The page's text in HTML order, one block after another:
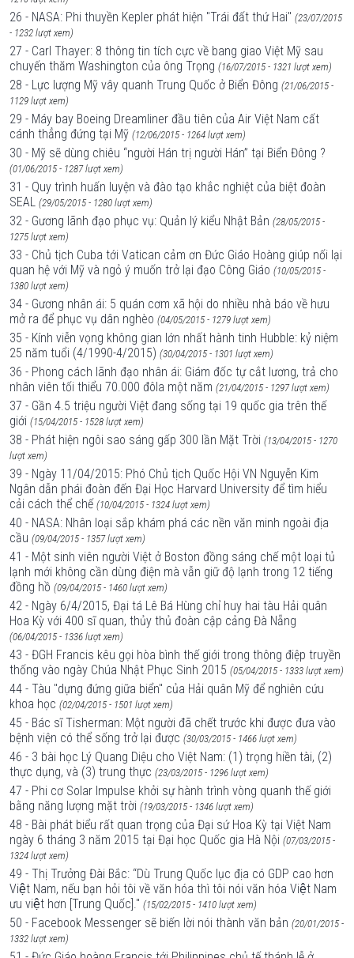
26 - NASA: Phi thuyền Kepler phát hiện "Trái đất thứ Hai" (23/07/2015
- 1232 lượt xem)
27 - Carl Thayer: 8 thông tin tích cực về bang giao Việt Mỹ sau
chuyến thăm Washington của ông Trọng (16/07/2015 - 1321 lượt xem)
28 - Lực lượng Mỹ vây quanh Trung Quốc ở Biển Đông (21/06/2015 -
1129 lượt xem)
29 - Máy bay Boeing Dreamliner đầu tiên của Air Việt Nam cất
cánh thẳng đứng tại Mỹ (12/06/2015 - 1264 lượt xem)
30 - Mỹ sẽ dùng chiêu “người Hán trị người Hán” tại Biển Đông ?
(01/06/2015 - 1287 lượt xem)
31 - Quy trình huấn luyện và đào tạo khắc nghiệt của biệt đoàn
SEAL (29/05/2015 - 1280 lượt xem)
32 - Gương lãnh đạo phục vụ: Quản lý kiểu Nhật Bản (28/05/2015 -
1275 lượt xem)
33 - Chủ tịch Cuba tới Vatican cảm ơn Đức Giáo Hoàng giúp nối lại
quan hệ với Mỹ và ngỏ ý muốn trở lại đạo Công Giáo (10/05/2015 -
1380 lượt xem)
34 - Gương nhân ái: 5 quán cơm xã hội do nhiều nhà báo về hưu
mở ra để phục vụ dân nghèo (04/05/2015 - 1279 lượt xem)
35 - Kính viễn vọng không gian lớn nhất hành tinh Hubble: kỷ niệm
25 năm tuổi (4/1990-4/2015) (30/04/2015 - 1301 lượt xem)
36 - Phong cách lãnh đạo nhân ái: Giám đốc tự cắt lương, trả cho
nhân viên tối thiểu 70.000 đôla một năm (21/04/2015 - 1297 lượt xem)
37 - Gần 4.5 triệu người Việt đang sống tại 19 quốc gia trên thế
giới (15/04/2015 - 1528 lượt xem)
38 - Phát hiện ngôi sao sáng gấp 300 lần Mặt Trời (13/04/2015 - 1270
lượt xem)
39 - Ngày 11/04/2015: Phó Chủ tịch Quốc Hội VN Nguyễn Kim
Ngân dẫn phái đoàn đến Đại Học Harvard University để tìm hiểu
cải cách thể chế (10/04/2015 - 1324 lượt xem)
40 - NASA: Nhân loại sắp khám phá các nền văn minh ngoài địa
cầu (09/04/2015 - 1357 lượt xem)
41 - Một sinh viên người Việt ở Boston đồng sáng chế một loại tủ
lạnh mới không cần dùng điện mà vẫn giữ độ lạnh trong 12 tiếng
đồng hồ (09/04/2015 - 1460 lượt xem)
42 - Ngày 6/4/2015, Đại tá Lê Bá Hùng chỉ huy hai tàu Hải quân
Hoa Kỳ với 400 sĩ quan, thủy thủ đoàn cập cảng Đà Nẵng
(06/04/2015 - 1336 lượt xem)
43 - ĐGH Francis kêu gọi hòa bình thế giới trong thông điệp truyền
thống vào ngày Chúa Nhật Phục Sinh 2015 (05/04/2015 - 1333 lượt xem)
44 - Tàu "dựng đứng giữa biển" của Hải quân Mỹ để nghiên cứu
khoa học (02/04/2015 - 1501 lượt xem)
45 - Bác sĩ Tisherman: Một người đã chết trước khi được đưa vào
bệnh viện có thể sống trở lại được (30/03/2015 - 1466 lượt xem)
46 - 3 bài học Lý Quang Diệu cho Việt Nam: (1) trọng hiền tài, (2)
thực dụng, và (3) trung thực (23/03/2015 - 1296 lượt xem)
47 - Phi cơ Solar Impulse khởi sự hành trình vòng quanh thế giới
bằng năng lượng mặt trời (19/03/2015 - 1346 lượt xem)
48 - Bài phát biểu rất quan trọng của Đại sứ Hoa Kỳ tại Việt Nam
ngày 6 tháng 3 năm 2015 tại Đại học Quốc gia Hà Nội (07/03/2015 -
1324 lượt xem)
49 - Thị Trưởng Đài Bắc: “Dù Trung Quốc lục địa có GDP cao hơn
Việt Nam, nếu bạn hỏi tôi về văn hóa thì tôi nói văn hóa Việt Nam
ưu việt hơn [Trung Quốc]." (15/02/2015 - 1410 lượt xem)
50 - Facebook Messenger sẽ biến lời nói thành văn bản (20/01/2015 -
1332 lượt xem)